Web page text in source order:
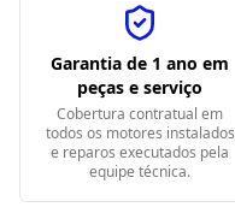
Garantia de 1 ano em
peças e serviço
Cobertura contratual em
todos os motores instalados
e reparos executados pela
equipe técnica.